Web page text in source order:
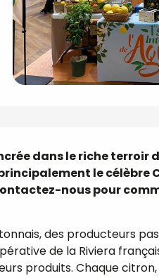
dans le riche terroir
le célèbre
nous pour
des producteurs
de la Riviera
produits. Chaque